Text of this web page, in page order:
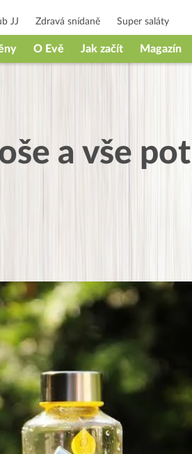
JJ Zdravá snídaně Super saláty
O Evě Jak začít Magazín
a vše